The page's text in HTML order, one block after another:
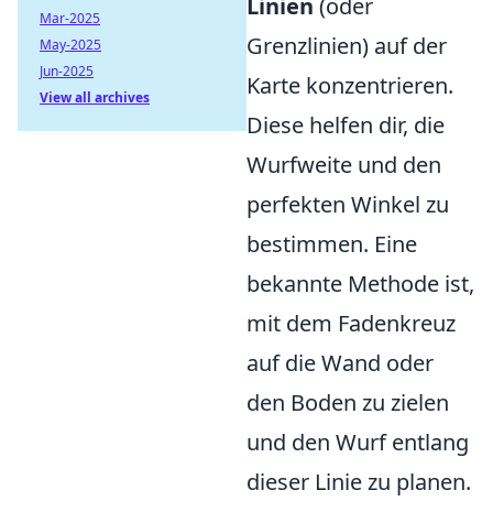
Linien (oder
Grenzlinien) auf der
Karte konzentrieren.
Diese helfen dir, die
Wurfweite und den
perfekten Winkel zu
bestimmen. Eine
bekannte Methode ist,
mit dem Fadenkreuz
auf die Wand oder
den Boden zu zielen
und den Wurf entlang
dieser Linie zu planen.
Mar-2025
May-2025
Jun-2025
View all archives